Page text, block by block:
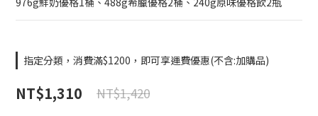
指定分類，消費滿$1200，即可享運費優惠(不含:加購品)
NT$1,310 NT$1,420